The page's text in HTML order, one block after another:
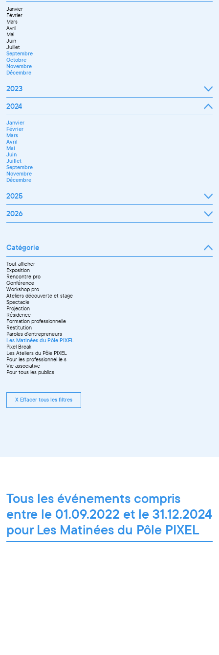
Novembre
Décembre
Janvier
Février
Mars
Avril
Mai
Juin
Juillet
Septembre
Octobre
Novembre
Décembre
2023
Janvier
Février
Mars
Avril
Mai
Juin
Septembre
Octobre
Novembre
Décembre
2024
Janvier
Février
Mars
Avril
Mai
Juin
Juillet
Septembre
Novembre
Décembre
2025
Janvier
Février
Mars
Juin
Juillet
Septembre
Octobre
Novembre
Décembre
2026
Avril
Mai
Juin
Septembre
Octobre
Novembre
Catégorie
Tout afficher
Exposition
Rencontre pro
Conférence
Workshop pro
Ateliers découverte et stage
Spectacle
Projection
Résidence
Formation professionnelle
Restitution
Paroles d'entrepreneurs
Les Matinées du Pôle PIXEL
Pixel Break
Les Ateliers du Pôle PIXEL
Pour les professionnel·le·s
Vie associative
Pour tous les publics
X Effacer tous les filtres
Tous les événements compris
entre le 01.09.2022 et le 31.12.2024
pour Les Matinées du Pôle PIXEL